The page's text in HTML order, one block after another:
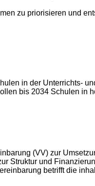
zu priorisieren und
in der Unterrichts-
bis 2034 Schulen in
(VV) zur
Struktur und
betrifft die